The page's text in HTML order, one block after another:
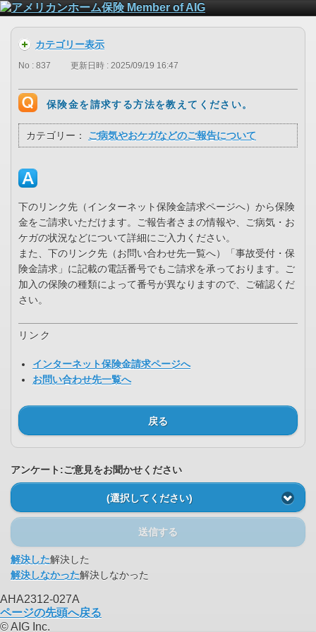
カテゴリー表示
No : 837 更新日時 : 2025/09/19 16:47
保険金を請求する方法を教えてください。
カテゴリー： ご病気やおケガなどのご報告について
下のリンク先（インターネット保険金請求ページへ）から保険
金をご請求いただけます。ご報告者さまの情報や、ご病気・お
ケガの状況などについて詳細にご入力ください。
また、下のリンク先（お問い合わせ先一覧へ）「事故受付・保
険金請求」に記載の電話番号でもご請求を承っております。ご
加入の保険の種類によって番号が異なりますので、ご確認くだ
さい。
リンク
インターネット保険金請求ページへ
お問い合わせ先一覧へ
戻る
アンケート:ご意見をお聞かせください
(選択してください)
送信する
解決した解決した
解決しなかった解決しなかった
AHA2312-027A
ページの先頭へ戻る
© AIG Inc.